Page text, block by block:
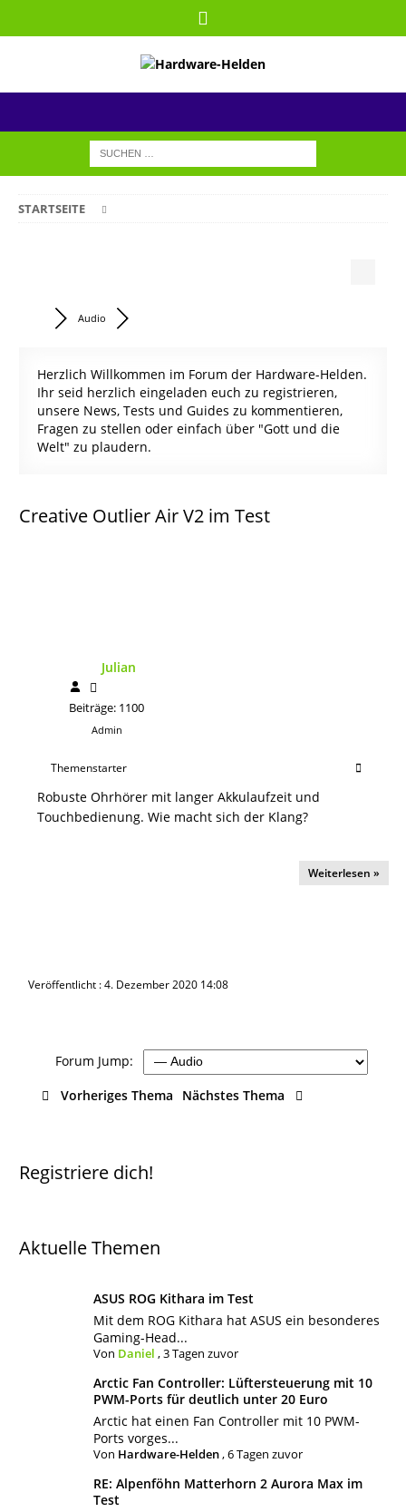
STARTSEITE
Audio
Herzlich Willkommen im Forum der Hardware-Helden.
Ihr seid herzlich eingeladen euch zu registrieren,
unsere News, Tests und Guides zu kommentieren,
Fragen zu stellen oder einfach über "Gott und die
Welt" zu plaudern.
Creative Outlier Air V2 im Test
Julian
Beiträge: 1100
Admin
Themenstarter
Robuste Ohrhörer mit langer Akkulaufzeit und
Touchbedienung. Wie macht sich der Klang?
Weiterlesen »
Veröffentlicht : 4. Dezember 2020 14:08
Forum Jump:
Vorheriges Thema
Nächstes Thema
Registriere dich!
Aktuelle Themen
ASUS ROG Kithara im Test
Mit dem ROG Kithara hat ASUS ein besonderes
Gaming-Head...
Von Daniel ,3 Tagen zuvor
Arctic Fan Controller: Lüftersteuerung mit 10
PWM-Ports für deutlich unter 20 Euro
Arctic hat einen Fan Controller mit 10 PWM-
Ports vorges...
Von Hardware-Helden,6 Tagen zuvor
RE: Alpenföhn Matterhorn 2 Aurora Max im
Test